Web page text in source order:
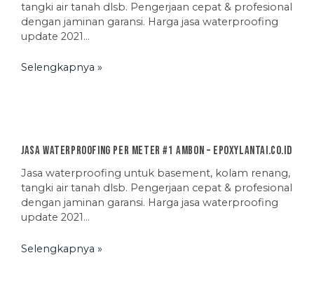
tangki air tanah dlsb. Pengerjaan cepat & profesional
dengan jaminan garansi. Harga jasa waterproofing
update 2021…
Selengkapnya »
Jasa Waterproofing Per Meter #1 Ambon – EpoxyLantai.co.id
Jasa waterproofing untuk basement, kolam renang,
tangki air tanah dlsb. Pengerjaan cepat & profesional
dengan jaminan garansi. Harga jasa waterproofing
update 2021…
Selengkapnya »